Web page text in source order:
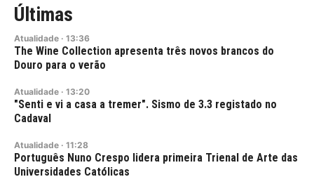
Últimas
Atualidade · 13:36
The Wine Collection apresenta três novos brancos do
Douro para o verão
Atualidade · 13:20
"Senti e vi a casa a tremer". Sismo de 3.3 registado no
Cadaval
Atualidade · 11:28
Português Nuno Crespo lidera primeira Trienal de Arte das
Universidades Católicas